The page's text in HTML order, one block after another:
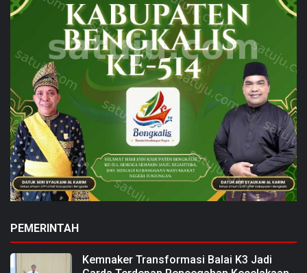
PEMERINTAH
Kemnaker Transformasi Balai K3 Jadi